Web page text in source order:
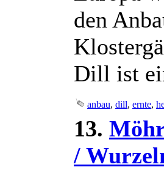
den
Dill ist
anbau, dill, ernte,
13.
/